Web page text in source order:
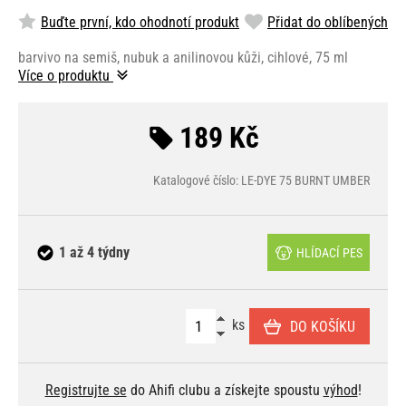
Buďte první, kdo ohodnotí produkt Přidat do oblíbených
barvivo na semiš, nubuk a anilinovou kůži, cihlové, 75 ml
Více o produktu
189 Kč
Katalogové číslo: LE-DYE 75 BURNT UMBER
1 až 4 týdny HLÍDACÍ PES
ks DO KOŠÍKU
Registrujte se do Ahifi clubu a získejte spoustu výhod!